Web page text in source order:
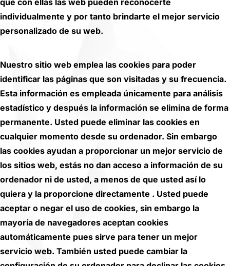
individualmente y por tanto brindarte el mejor servicio
personalizado de su web.
Nuestro sitio web emplea las cookies para poder
identificar las páginas que son visitadas y su frecuencia.
Esta información es empleada únicamente para análisis
estadístico y después la información se elimina de forma
permanente. Usted puede eliminar las cookies en
cualquier momento desde su ordenador. Sin embargo
las cookies ayudan a proporcionar un mejor servicio de
los sitios web, estás no dan acceso a información de su
ordenador ni de usted, a menos de que usted así lo
quiera y la proporcione directamente . Usted puede
aceptar o negar el uso de cookies, sin embargo la
mayoría de navegadores aceptan cookies
automáticamente pues sirve para tener un mejor
servicio web. También usted puede cambiar la